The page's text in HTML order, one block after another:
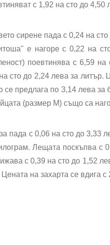
с 1,92 на сто до 4,50
сирене пада с 0,24 на
е нагоре с 0,22 на
поевтинява с 6,59
сто до 2,24 лева за литър.
се предлага по 3,14 лева
(размер М) също са
пада с 0,06 на сто до 3,33
Лещата поскъпва с
с 0,39 на сто до 1,52
на захарта се вдига